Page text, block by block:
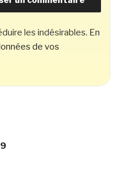
les indésirables. En
de vos